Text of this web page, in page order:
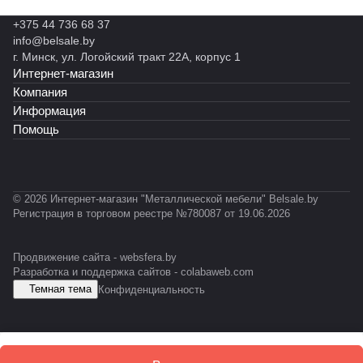
й
M
Z
-
P
R
O
F
й
S
G
R
ы
й
М
К
ы
й
С
К
н
й
С
С
С
0
1
1
+375 44 736 68 37
info@belsale.by
г. Минск, ул. Логойский тракт 22А, корпус 1
Интернет-магазин
Компания
Информация
Помощь
© 2026 Интернет-магазин "Металлической мебели" Belsale.by
Регистрация в торговом реестре №780087 от 19.06.2026
Продвижение сайта - websfera.by
Разработка и поддержка сайтов - colabaweb.com
Темная тема
Конфиденциальность